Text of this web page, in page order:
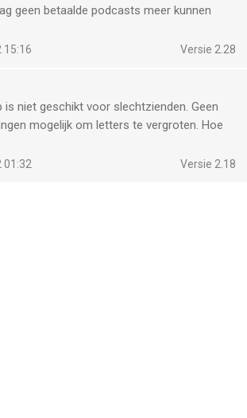
geen betaalde podcasts meer kunnen
de app aangeeft dat er geen
bestaat. Meerdere keren gemaild, na een
Versie 2.28
is niet geschikt voor slechtzienden. Geen
mogelijk om letters te vergroten. Hoe
is voor een app die op audio gericht is
af.
Versie 2.18